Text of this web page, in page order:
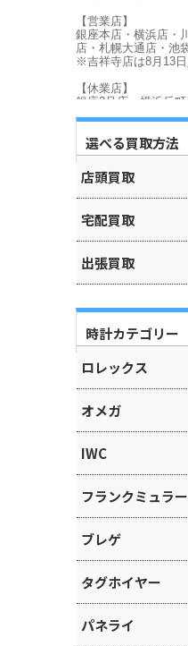
選べる買取方法
店頭買取
宅配買取
出張買取
時計カテゴリー
ロレックス
オメガ
IWC
フランクミュラー
ブレゲ
タグホイヤー
パネライ